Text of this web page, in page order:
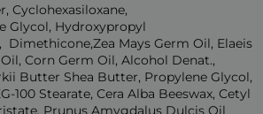
Cyclohexasiloxane,
Glycol, Hydroxypropyl
Mays Germ Oil, Elaeis
Corn Germ Oil, Alcohol Denat.,
Butter Shea Butter, Propylene Glycol,
100 Stearate, Cera Alba Beeswax, Cetyl
Prunus Amygdalus Dulcis Oil